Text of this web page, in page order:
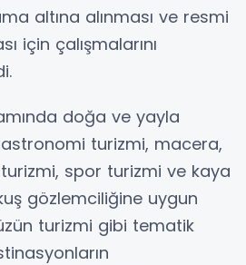
altına alınması ve resmi
için çalışmalarını
doğa ve yayla
turizmi, macera,
spor turizmi ve kaya
gözlemciliğine uygun
turizmi gibi tematik